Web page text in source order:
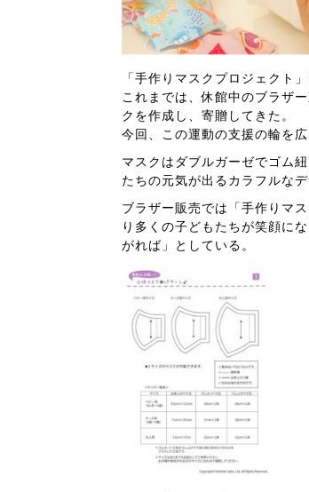
「手作りマスクプロジェクト
これまでは、休館中のブラザ
クを作成し、寄贈してきた。
今回、この運動の支援の輪を
マスクはダブルガーゼでゴム
たちの元気が出るカラフルな
ブラザー販売では「手作りマ
り多くの子どもたちが笑顔に
がれば」としている。